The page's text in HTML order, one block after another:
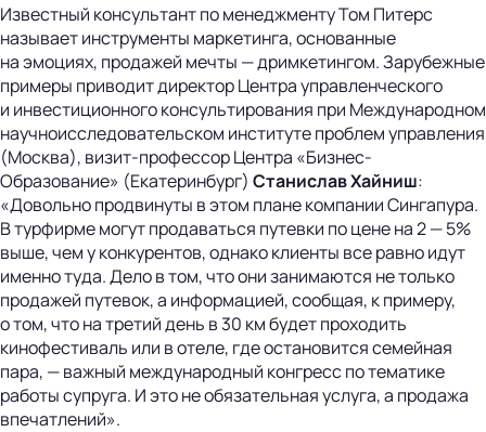
Известный консультант по менеджменту Том Питерс
называет инструменты маркетинга, основанные
на эмоциях, продажей мечты — дримкетингом. Зарубежные
примеры приводит директор Центра управленческого
и инвестиционного консультирования при Международном
научноисследовательском институте проблем управления
(Москва), визит-профессор Центра «Бизнес-
Образование» (Екатеринбург) Станислав Хайниш:
«Довольно продвинуты в этом плане компании Сингапура.
В турфирме могут продаваться путевки по цене на 2 — 5%
выше, чем у конкурентов, однако клиенты все равно идут
именно туда. Дело в том, что они занимаются не только
продажей путевок, а информацией, сообщая, к примеру,
о том, что на третий день в 30 км будет проходить
кинофестиваль или в отеле, где остановится семейная
пара, — важный международный конгресс по тематике
работы супруга. И это не обязательная услуга, а продажа
впечатлений».